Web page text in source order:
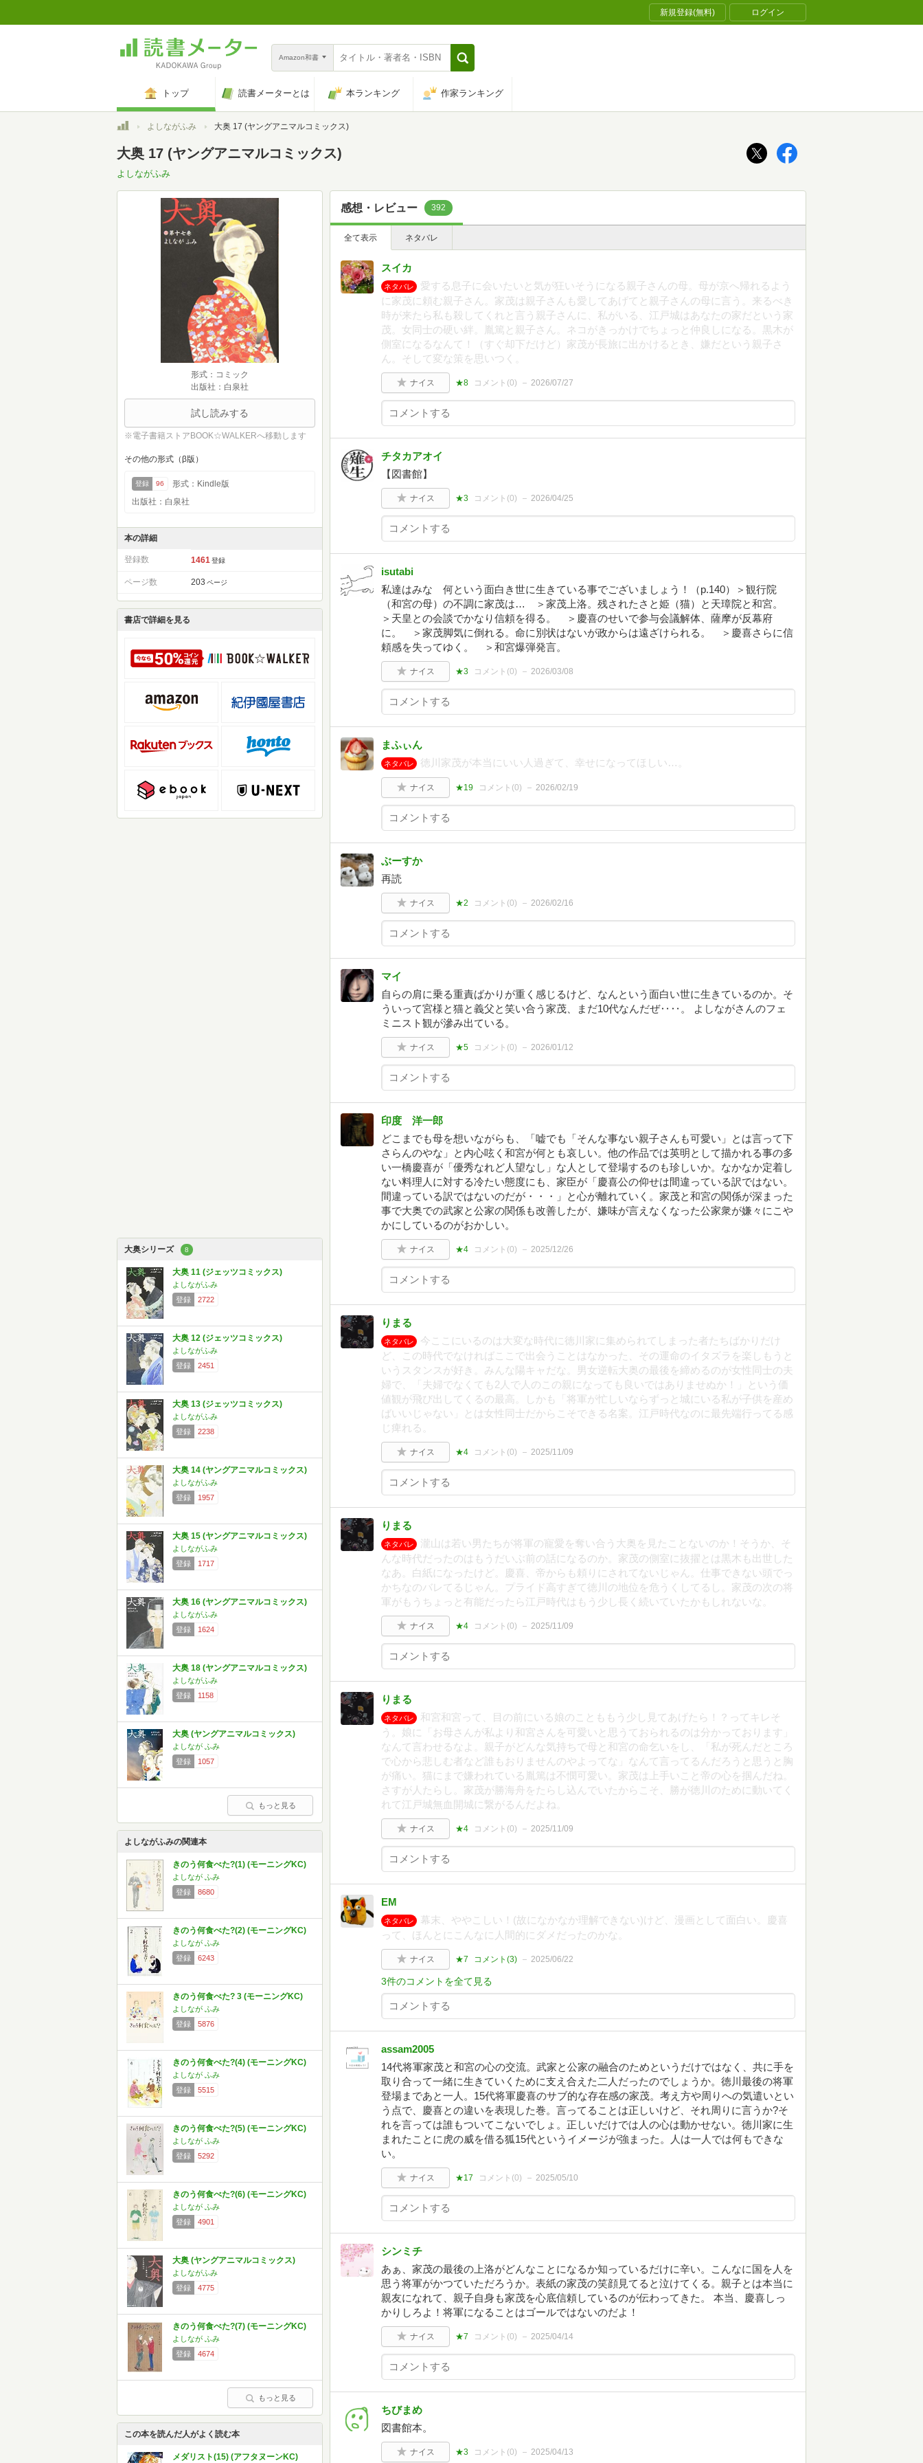
新規登録(無料) ログイン
Amazon和書
トップ 読書メーターとは 本ランキング 作家ランキング
トップよしながふみ 大奥 17 (ヤングアニマルコミックス)
大奥 17 (ヤングアニマルコミックス)
よしながふみ
形式：コミック
出版社：白泉社
試し読みする
※電子書籍ストアBOOK☆WALKERへ移動します
その他の形式（β版）
登録 96
形式：Kindle版
出版社：白泉社
本の詳細
登録数 1461 登録
ページ数 203 ページ
書店で詳細を見る
大奥シリーズ 8
大奥 11 (ジェッツコミックス)
よしながふみ
登録
2722
大奥 12 (ジェッツコミックス)
よしながふみ
登録
2451
大奥 13 (ジェッツコミックス)
よしながふみ
登録
2238
大奥 14 (ヤングアニマルコミックス)
よしながふみ
登録
1957
大奥 15 (ヤングアニマルコミックス)
よしながふみ
登録
1717
大奥 16 (ヤングアニマルコミックス)
よしながふみ
登録
1624
大奥 18 (ヤングアニマルコミックス)
よしながふみ
登録
1158
大奥 (ヤングアニマルコミックス)
よしなが ふみ
登録
1057
もっと見る
よしながふみの関連本
きのう何食べた?(1) (モーニングKC)
よしなが ふみ
登録
8680
きのう何食べた?(2) (モーニングKC)
よしなが ふみ
登録
6243
きのう何食べた? 3 (モーニングKC)
よしなが ふみ
登録
5876
きのう何食べた?(4) (モーニングKC)
よしなが ふみ
登録
5515
きのう何食べた?(5) (モーニングKC)
よしなが ふみ
登録
5292
きのう何食べた?(6) (モーニングKC)
よしなが ふみ
登録
4901
大奥 (ヤングアニマルコミックス)
よしながふみ
登録
4775
きのう何食べた?(7) (モーニングKC)
よしなが ふみ
登録
4674
もっと見る
この本を読んだ人がよく読む本
メダリスト(15) (アフタヌーンKC)
感想・レビュー 392
全て表示 ネタバレ
スイカ
ネタバレ
愛する息子に会いたいと気が狂いそうになる親子さんの母。母が京へ帰れるよう
に家茂に頼む親子さん。家茂は親子さんも愛してあげてと親子さんの母に言う。来るべき
時が来たら私も殺してくれと言う親子さんに、私がいる、江戸城はあなたの家だという家
茂。女同士の硬い絆。胤篤と親子さん。ネコがきっかけでちょっと仲良しになる。黒木が
側室になるなんて！（すぐ却下だけど）家茂が長旅に出かけるとき、嫌だという親子さ
ん。そして変な策を思いつく。
ナイス ★8 コメント(0) 2026/07/27
チタカアオイ
【図書館】
ナイス ★3 コメント(0) 2026/04/25
isutabi
私達はみな 何という面白き世に生きている事でございましょう！（p.140）＞観行院
（和宮の母）の不調に家茂は… ＞家茂上洛。残されたさと姫（猫）と天璋院と和宮。
＞天皇との会談でかなり信頼を得る。 ＞慶喜のせいで参与会議解体、薩摩が反幕府
に。 ＞家茂脚気に倒れる。命に別状はないが政からは遠ざけられる。 ＞慶喜さらに信
頼感を失ってゆく。 ＞和宮爆弾発言。
ナイス ★3 コメント(0) 2026/03/08
まふぃん
ネタバレ 徳川家茂が本当にいい人過ぎて、幸せになってほしい…。
ナイス ★19 コメント(0) 2026/02/19
ぶーすか
再読
ナイス ★2 コメント(0) 2026/02/16
マイ
自らの肩に乗る重責ばかりが重く感じるけど、なんという面白い世に生きているのか。そ
ういって宮様と猫と義父と笑い合う家茂、まだ10代なんだぜ‥‥。 よしながさんのフェ
ミニスト観が滲み出ている。
ナイス ★5 コメント(0) 2026/01/12
印度 洋一郎
どこまでも母を想いながらも、「嘘でも「そんな事ない親子さんも可愛い」とは言って下
さらんのやな」と内心呟く和宮が何とも哀しい。他の作品では英明として描かれる事の多
い一橋慶喜が「優秀なれど人望なし」な人として登場するのも珍しいか。なかなか定着し
ない料理人に対する冷たい態度にも、家臣が「慶喜公の仰せは間違っている訳ではない。
間違っている訳ではないのだが・・・」と心が離れていく。家茂と和宮の関係が深まった
事で大奥での武家と公家の関係も改善したが、嫌味が言えなくなった公家衆が嫌々にこや
かにしているのがおかしい。
ナイス ★4 コメント(0) 2025/12/26
りまる
ネタバレ
今ここにいるのは大変な時代に徳川家に集められてしまった者たちばかりだけ
ど、この時代でなければここで出会うことはなかった、その運命のイタズラを楽しもうと
いうスタンスが好き。みんな陽キャだな。男女逆転大奥の最後を締めるのが女性同士の夫
婦で、「夫婦でなくても2人で人のこの親になっても良いではありませぬか！」という価
値観が飛び出してくるの最高。しかも「将軍が忙しいならずっと城にいる私が子供を産め
ばいいじゃない」とは女性同士だからこそできる名案。江戸時代なのに最先端行ってる感
じ痺れる。
ナイス ★4 コメント(0) 2025/11/09
りまる
ネタバレ
瀧山は若い男たちが将軍の寵愛を奪い合う大奥を見たことないのか！そうか、そ
んな時代だったのはもうだいぶ前の話になるのか。家茂の側室に抜擢とは黒木も出世した
なあ。白紙になったけど。慶喜、帝からも頼りにされてないじゃん。仕事できない頭でっ
かちなのバレてるじゃん。プライド高すぎて徳川の地位を危うくしてるし。家茂の次の将
軍がもうちょっと有能だったら江戸時代はもう少し長く続いていたかもしれないな。
ナイス ★4 コメント(0) 2025/11/09
りまる
ネタバレ
和宮和宮って、目の前にいる娘のことももう少し見てあげたら！？ってキレそ
う。娘に「お母さんが私より和宮さんを可愛いと思うておられるのは分かっております」
なんて言わせるなよ。親子がどんな気持ちで母と和宮の命乞いをし、「私が死んだところ
で心から悲しむ者など誰もおりませんのやよってな」なんて言ってるんだろうと思うと胸
が痛い。猫にまで嫌われている胤篤は不憫可愛い。家茂は上手いこと帝の心を掴んだね。
さすが人たらし。家茂が勝海舟をたらし込んでいたからこそ、勝が徳川のために動いてく
れて江戸城無血開城に繋がるんだよね。
ナイス ★4 コメント(0) 2025/11/09
EM
ネタバレ
幕末、ややこしい！(故になかなか理解できない)けど、漫画として面白い。慶喜
って、ほんとにこんなに人間的にダメだったのかな。
ナイス ★7 コメント(3) 2025/06/22
3件のコメントを全て見る
assam2005
14代将軍家茂と和宮の心の交流。武家と公家の融合のためというだけではなく、共に手を
取り合って一緒に生きていくために支え合えた二人だったのでしょうか。徳川最後の将軍
登場まであと一人。15代将軍慶喜のサブ的な存在感の家茂。考え方や周りへの気遣いとい
う点で、慶喜との違いを表現した巻。言ってることは正しいけど、それ周りに言うか?そ
れを言っては誰もついてこないでしょ。正しいだけでは人の心は動かせない。徳川家に生
まれたことに虎の威を借る狐15代というイメージが強まった。人は一人では何もできな
い。
ナイス ★17 コメント(0) 2025/05/10
シンミチ
あぁ、家茂の最後の上洛がどんなことになるか知っているだけに辛い。こんなに国を人を
思う将軍がかつていただろうか。表紙の家茂の笑顔見てると泣けてくる。親子とは本当に
親友になれて、親子自身も家茂を心底信頼しているのが伝わってきた。 本当、慶喜しっ
かりしろよ！将軍になることはゴールではないのだよ！
ナイス ★7 コメント(0) 2025/04/14
ちびまめ
図書館本。
ナイス ★3 コメント(0) 2025/04/13